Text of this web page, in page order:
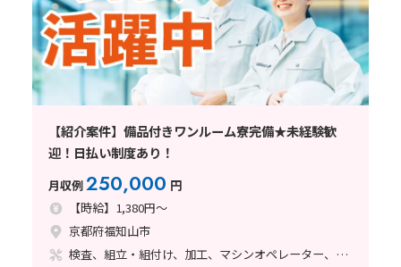
【紹介案件】備品付きワンルーム寮完備★未経験歓
迎！日払い制度あり！
月収例250,000 円
【時給】1,380円～
京都府福知山市
検査、組立・組付け、加工、マシンオペレーター、清掃・洗浄、溶接